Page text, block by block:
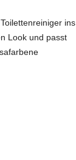
ins
Look und passt